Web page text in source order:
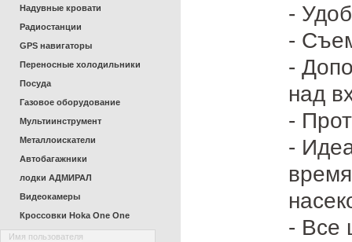
-
-
-
над
-
-
- Все
Надувные кровати
Радиостанции
GPS навигаторы
Переносные холодильники
Посуда
Газовое оборудование
Мультиинструмент
Металлоискатели
Автобагажники
лодки АДМИРАЛ
Видеокамеры
Кроссовки Hoka One One
Имя пользователя